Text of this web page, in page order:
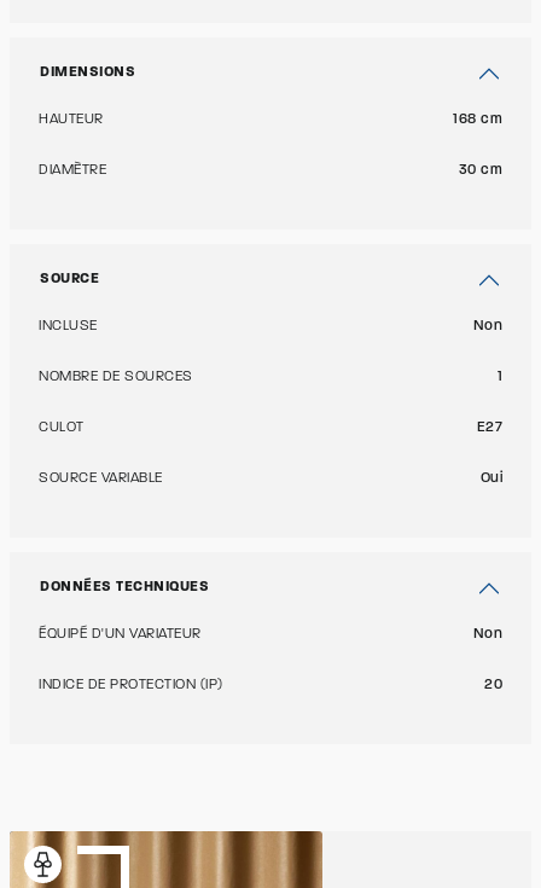
DIMENSIONS
HAUTEUR 168 cm
DIAMÈTRE 30 cm
SOURCE
INCLUSE Non
NOMBRE DE SOURCES 1
CULOT E27
SOURCE VARIABLE Oui
DONNÉES TECHNIQUES
ÉQUIPÉ D'UN VARIATEUR Non
INDICE DE PROTECTION (IP) 20